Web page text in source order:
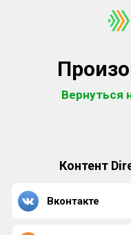
Вернуться
Контент
Вконтакте